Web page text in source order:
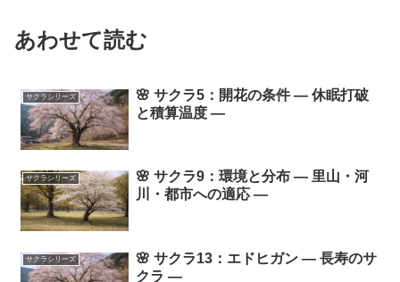
あわせて読む
サクラシリーズ
🌸 サクラ5：開花の条件 ― 休眠打破
と積算温度 ―
サクラシリーズ
🌸 サクラ9：環境と分布 ― 里山・河
川・都市への適応 ―
サクラシリーズ
🌸 サクラ13：エドヒガン ― 長寿のサ
クラ ―